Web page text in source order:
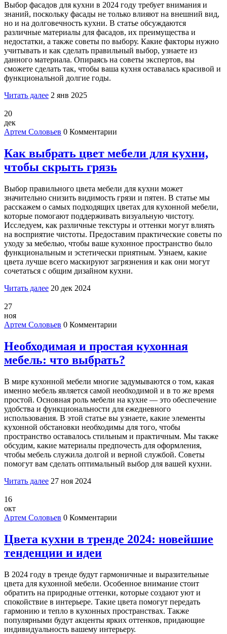
Выбор фасадов для кухни в 2024 году требует внимания и
знаний, поскольку фасады не только влияют на внешний вид,
но и на долговечность кухни. В статье обсуждаются
различные материалы для фасадов, их преимущества и
недостатки, а также советы по выбору. Какие факторы нужно
учитывать и как сделать правильный выбор, узнаете из
данного материала. Опираясь на советы экспертов, вы
сможете сделать так, чтобы ваша кухня оставалась красивой и
функциональной долгие годы.
Читать далее 2 янв 2025
20
дек
Артем Соловьев 0 Комментарии
Как выбрать цвет мебели для кухни,
чтобы скрыть грязь
Выбор правильного цвета мебели для кухни может
значительно снизить видимость грязи и пятен. В статье мы
расскажем о самых подходящих цветах для кухонной мебели,
которые помогают поддерживать визуальную чистоту.
Исследуем, как различные текстуры и оттенки могут влиять
на восприятие чистоты. Предоставим практические советы по
уходу за мебелью, чтобы ваше кухонное пространство было
функциональным и эстетически приятным. Узнаем, какие
цвета лучше всего маскируют загрязнения и как они могут
сочетаться с общим дизайном кухни.
Читать далее 20 дек 2024
27
ноя
Артем Соловьев 0 Комментарии
Необходимая и простая кухонная
мебель: что выбрать?
В мире кухонной мебели многие задумываются о том, какая
именно мебель является самой необходимой и в то же время
простой. Основная роль мебели на кухне — это обеспечение
удобства и функциональности для ежедневного
использования. В этой статье вы узнаете, какие элементы
кухонной обстановки необходимы для того, чтобы
пространство оставалось стильным и практичным. Мы также
обсудим, какие материалы предпочесть для оформления,
чтобы мебель служила долгой и верной службой. Советы
помогут вам сделать оптимальный выбор для вашей кухни.
Читать далее 27 ноя 2024
16
окт
Артем Соловьев 0 Комментарии
Цвета кухни в тренде 2024: новейшие
тенденции и идеи
В 2024 году в тренде будут гармоничные и выразительные
цвета для кухонной мебели. Особенное внимание стоит
обратить на природные оттенки, которые создают уют и
спокойствие в интерьере. Такие цвета помогут передать
гармонию и тепло в кухонных пространствах. Также
популярными будут акценты ярких оттенков, придающие
индивидуальность вашему интерьеру.